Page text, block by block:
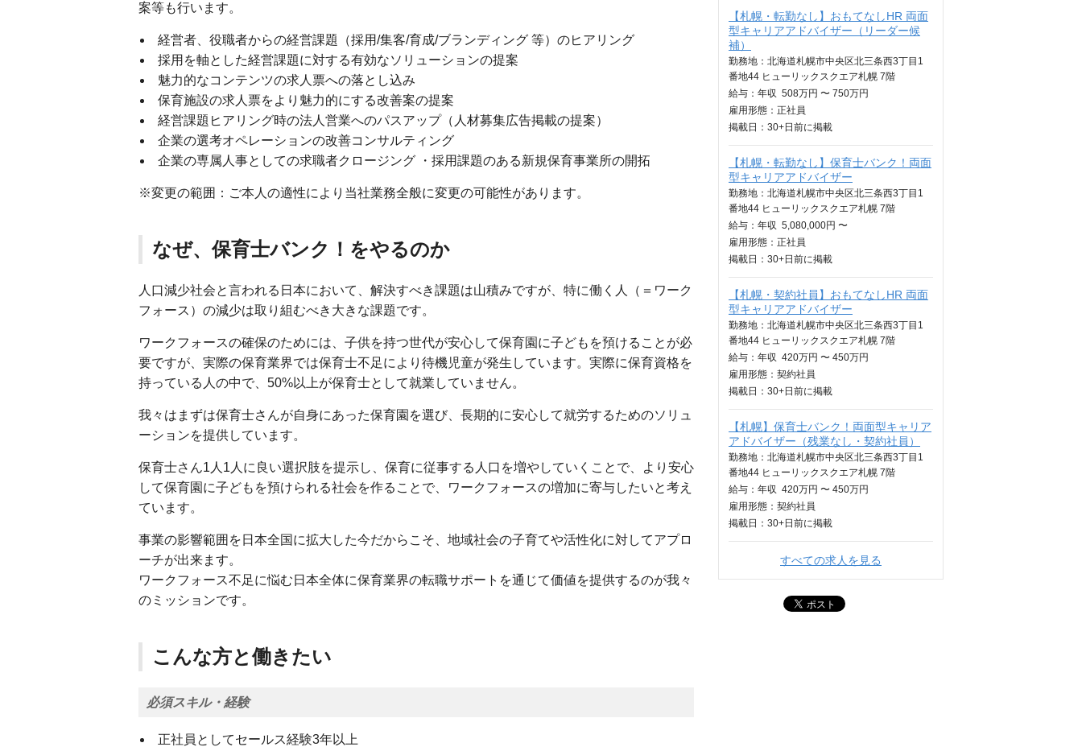
案等も行います。
経営者、役職者からの経営課題（採用/集客/育成/ブランディング 等）のヒアリング
採用を軸とした経営課題に対する有効なソリューションの提案
魅力的なコンテンツの求人票への落とし込み
保育施設の求人票をより魅力的にする改善案の提案
経営課題ヒアリング時の法人営業へのパスアップ（人材募集広告掲載の提案）
企業の選考オペレーションの改善コンサルティング
企業の専属人事としての求職者クロージング ・採用課題のある新規保育事業所の開拓
※変更の範囲：ご本人の適性により当社業務全般に変更の可能性があります。
なぜ、保育士バンク！をやるのか
人口減少社会と言われる日本において、解決すべき課題は山積みですが、特に働く人（＝ワーク
フォース）の減少は取り組むべき大きな課題です。
ワークフォースの確保のためには、子供を持つ世代が安心して保育園に子どもを預けることが必
要ですが、実際の保育業界では保育士不足により待機児童が発生しています。実際に保育資格を
持っている人の中で、50%以上が保育士として就業していません。
我々はまずは保育士さんが自身にあった保育園を選び、長期的に安心して就労するためのソリュ
ーションを提供しています。
保育士さん1人1人に良い選択肢を提示し、保育に従事する人口を増やしていくことで、より安心
して保育園に子どもを預けられる社会を作ることで、ワークフォースの増加に寄与したいと考え
ています。
事業の影響範囲を日本全国に拡大した今だからこそ、地域社会の子育てや活性化に対してアプロ
ーチが出来ます。
ワークフォース不足に悩む日本全体に保育業界の転職サポートを通じて価値を提供するのが我々
のミッションです。
こんな方と働きたい
必須スキル・経験
正社員としてセールス経験3年以上
【札幌・転勤なし】おもてなしHR 両面
型キャリアアドバイザー（リーダー候
補）
勤務地：北海道札幌市中央区北三条西3丁目1
番地44 ヒューリックスクエア札幌 7階
給与： 年収 508万円 〜 750万円
雇用形態：正社員
掲載日： 30+日 前に掲載
【札幌・転勤なし】保育士バンク！両面
型キャリアアドバイザー
勤務地：北海道札幌市中央区北三条西3丁目1
番地44 ヒューリックスクエア札幌 7階
給与： 年収 5,080,000円 〜
雇用形態：正社員
掲載日： 30+日 前に掲載
【札幌・契約社員】おもてなしHR 両面
型キャリアアドバイザー
勤務地：北海道札幌市中央区北三条西3丁目1
番地44 ヒューリックスクエア札幌 7階
給与： 年収 420万円 〜 450万円
雇用形態：契約社員
掲載日： 30+日 前に掲載
【札幌】保育士バンク！両面型キャリア
アドバイザー（残業なし・契約社員）
勤務地：北海道札幌市中央区北三条西3丁目1
番地44 ヒューリックスクエア札幌 7階
給与： 年収 420万円 〜 450万円
雇用形態：契約社員
掲載日： 30+日 前に掲載
すべての求人を見る